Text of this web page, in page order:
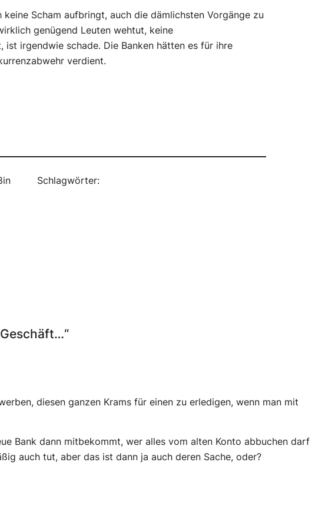
Scham aufbringt, auch die dämlichsten Vorgänge zu
genügend Leuten wehtut, keine
ist irgendwie schade. Die Banken hätten es für ihre
verdient.
in Schlagwörter:
diesen ganzen Krams für einen zu erledigen, wenn man mit
Bank dann mitbekommt, wer alles vom alten Konto abbuchen darf
auch tut, aber das ist dann ja auch deren Sache, oder?